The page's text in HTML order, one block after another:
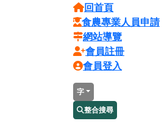
回首頁
食農專業人員申請
網站導覽
會員註冊
會員登入
字
整合搜尋